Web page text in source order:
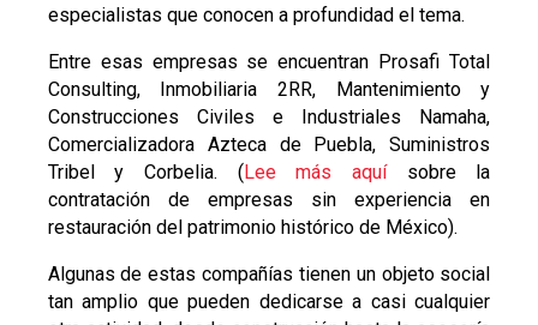
especialistas que conocen a profundidad el tema.
Entre esas empresas se encuentran Prosafi Total
Consulting, Inmobiliaria 2RR, Mantenimiento y
Construcciones Civiles e Industriales Namaha,
Comercializadora Azteca de Puebla, Suministros
Tribel y Corbelia. (Lee más aquí sobre la
contratación de empresas sin experiencia en
restauración del patrimonio histórico de México).
Algunas de estas compañías tienen un objeto social
tan amplio que pueden dedicarse a casi cualquier